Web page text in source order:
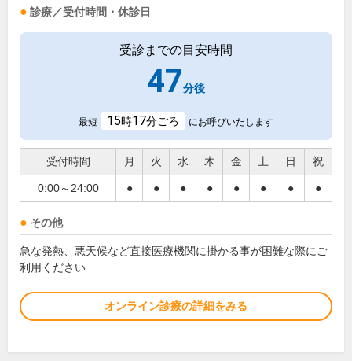
診療／受付時間・休診日
受診までの目安時間
47分後
最短 15時17分ごろ にお呼びいたします
受付時間 月 火 水 木 金 土 日 祝
0:00～24:00 ● ● ● ● ● ● ● ●
その他
急な発熱、悪天候など直接医療機関に掛かる事が困難な際にご
利用ください
オンライン診療の詳細をみる